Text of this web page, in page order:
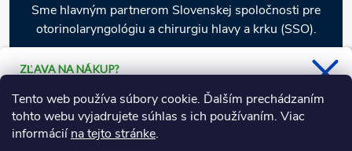
Tento web používa súbory cookie. Ďalším prechádzaním
tohto webu vyjadrujete súhlas s ich používaním. Viac
informáciína tejto stránke.
Sme hlavným partnerom Slovenskej spoločnosti pre
otorinolaryngológiu a chirurgiu hlavy a krku (SSO).
Informácie pre vás
Naša ponuka
ZĽAVA NA NÁKUP?
newsletteru a 5 % zľava je Vaša.